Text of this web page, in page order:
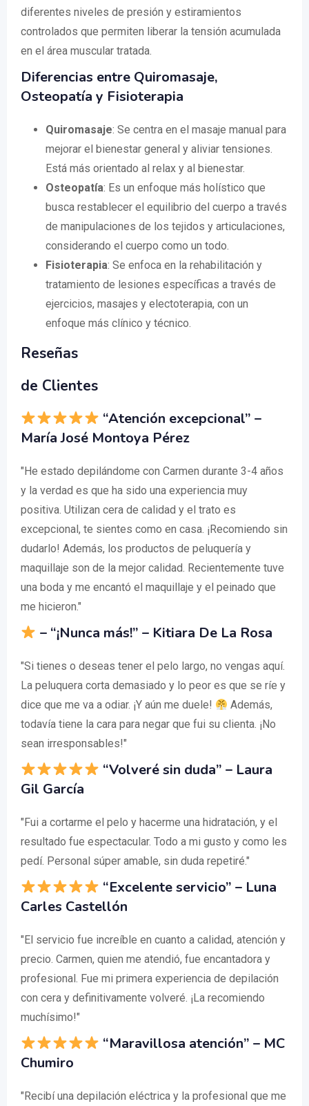
diferentes niveles de presión y estiramientos
controlados que permiten liberar la tensión acumulada
en el área muscular tratada.
Diferencias entre Quiromasaje,
Osteopatía y Fisioterapia
Quiromasaje: Se centra en el masaje manual para
mejorar el bienestar general y aliviar tensiones.
Está más orientado al relax y al bienestar.
Osteopatía: Es un enfoque más holístico que
busca restablecer el equilibrio del cuerpo a través
de manipulaciones de los tejidos y articulaciones,
considerando el cuerpo como un todo.
Fisioterapia: Se enfoca en la rehabilitación y
tratamiento de lesiones específicas a través de
ejercicios, masajes y electoterapia, con un
enfoque más clínico y técnico.
Reseñas
de Clientes
“Atención excepcional” –
María José Montoya Pérez
"He estado depilándome con Carmen durante 3-4 años
y la verdad es que ha sido una experiencia muy
positiva. Utilizan cera de calidad y el trato es
excepcional, te sientes como en casa. ¡Recomiendo sin
dudarlo! Además, los productos de peluquería y
maquillaje son de la mejor calidad. Recientemente tuve
una boda y me encantó el maquillaje y el peinado que
me hicieron."
– “¡Nunca más!” – Kitiara De La Rosa
"Si tienes o deseas tener el pelo largo, no vengas aquí.
La peluquera corta demasiado y lo peor es que se ríe y
dice que me va a odiar. ¡Y aún me duele!
Además,
todavía tiene la cara para negar que fui su clienta. ¡No
sean irresponsables!"
“Volveré sin duda” – Laura
Gil García
"Fui a cortarme el pelo y hacerme una hidratación, y el
resultado fue espectacular. Todo a mi gusto y como les
pedí. Personal súper amable, sin duda repetiré."
“Excelente servicio” – Luna
Carles Castellón
"El servicio fue increíble en cuanto a calidad, atención y
precio. Carmen, quien me atendió, fue encantadora y
profesional. Fue mi primera experiencia de depilación
con cera y definitivamente volveré. ¡La recomiendo
muchísimo!"
“Maravillosa atención” – MC
Chumiro
"Recibí una depilación eléctrica y la profesional que me